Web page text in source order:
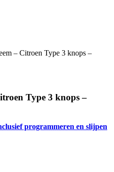
– Citroen Type 3 knops –
Type 3 knops –
programmeren en slijpen